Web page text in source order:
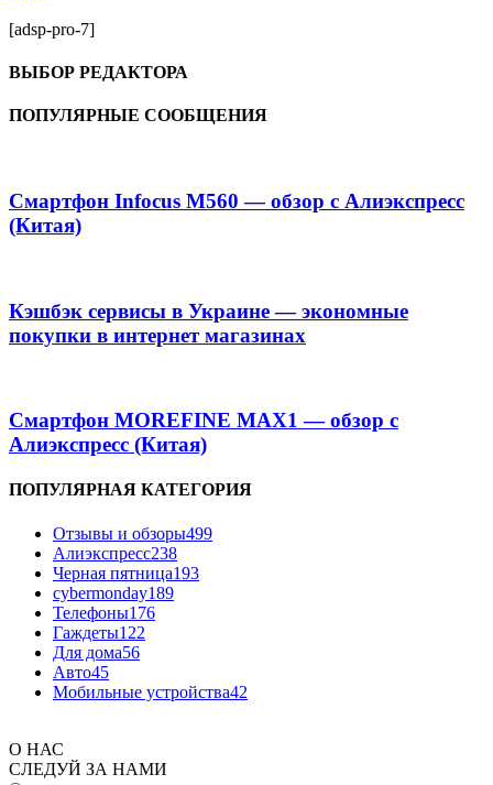
[adsp-pro-7]
ВЫБОР РЕДАКТОРА
ПОПУЛЯРНЫЕ СООБЩЕНИЯ
Смартфон Infocus M560 — обзор с Алиэкспресс
(Китая)
Кэшбэк сервисы в Украине — экономные
покупки в интернет магазинах
Смартфон MOREFINE MAX1 — обзор с
Алиэкспресс (Китая)
ПОПУЛЯРНАЯ КАТЕГОРИЯ
Отзывы и обзоры499
Алиэкспресс238
Черная пятница193
cybermonday189
Телефоны176
Гаждеты122
Для дома56
Авто45
Мобильные устройства42
О НАС
СЛЕДУЙ ЗА НАМИ